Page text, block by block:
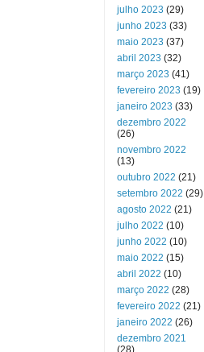
julho 2023 (29)
junho 2023 (33)
maio 2023 (37)
abril 2023 (32)
março 2023 (41)
fevereiro 2023 (19)
janeiro 2023 (33)
dezembro 2022
(26)
novembro 2022
(13)
outubro 2022 (21)
setembro 2022 (29)
agosto 2022 (21)
julho 2022 (10)
junho 2022 (10)
maio 2022 (15)
abril 2022 (10)
março 2022 (28)
fevereiro 2022 (21)
janeiro 2022 (26)
dezembro 2021
(28)